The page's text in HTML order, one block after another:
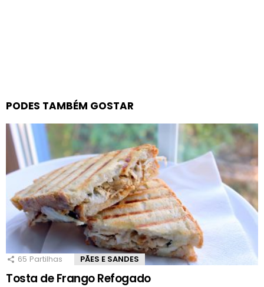
PODES TAMBÉM GOSTAR
65 Partilhas PÃES E SANDES
Tosta de Frango Refogado